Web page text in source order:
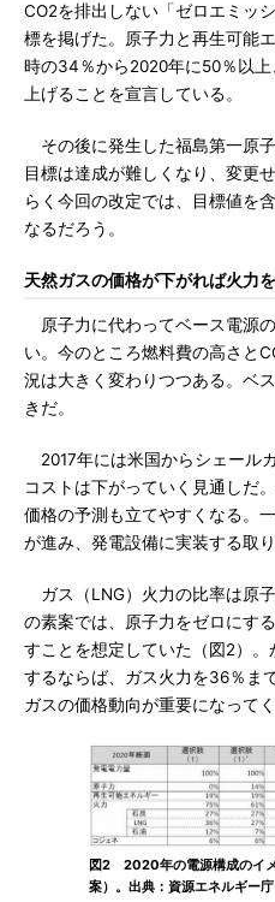
CO2を排出しない「ゼロエミッ
標を掲げた。原子力と再生可能
時の34％から2020年に50％以
上げることを宣言している。
その後に発生した福島第一原
目標は達成が難しくなり、変更
らく今回の改定では、目標値を
なるだろう。
天然ガスの価格が下がれば火力
原子力に代わってベース電源
い。今のところ燃料費の高さと
況は大きく変わりつつある。ベ
きだ。
2017年には米国からシェール
コストは下がっていく見通しだ
価格の予測も立てやすくなる。
が進み、発電設備に実装する取
ガス（LNG）火力の比率は原
の素案では、原子力をゼロにす
すことを想定していた（図2）
するならば、ガス火力を36％ま
ガスの価格動向が重要になってく
図2 2020年の電源構成のイ
案）。出典：資源エネルギー庁